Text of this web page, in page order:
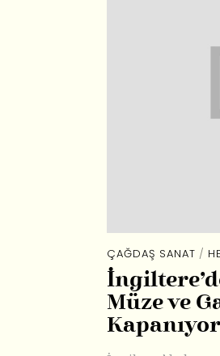
ÇAĞDAŞ SANAT /
Müze ve
Kapanıyor